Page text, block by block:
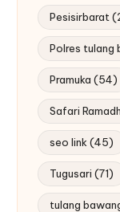
Pesisirbarat
Polres tulang
Pramuka (54)
Safari
seo link (45)
Tugusari (71)
tulang